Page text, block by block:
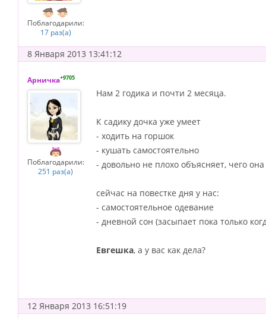
Поблагодарили:
17 раз(а)
8 Января 2013 13:41:12
Арничка+9705
Поблагодарили:
251 раз(а)
Нам 2 годика и почти 2 месяца.
К садику дочка уже умеет
- ходить на горшок
- кушать самостоятельно
- довольно не плохо объясняет, чего она
сейчас на повестке дня у нас:
- самостоятельное одевание
- дневной сон (засыпает пока только
Евгешка, а у вас как дела?
12 Января 2013 16:51:19